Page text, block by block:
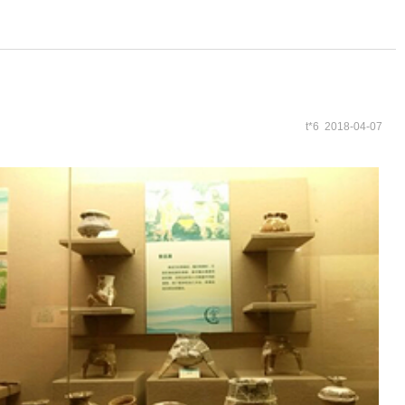
t*6 2018-04-07